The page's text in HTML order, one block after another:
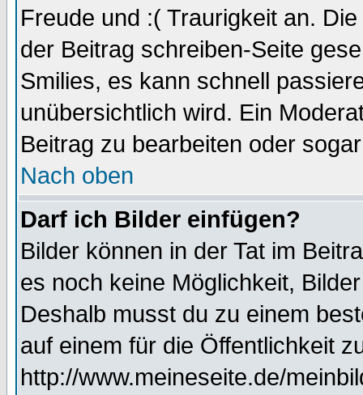
Freude und :( Traurigkeit an.
der Beitrag schreiben-Seite
Smilies, es kann schnell
unübersichtlich wird. Ein
Beitrag zu bearbeiten oder
Nach oben
Darf ich Bilder einfügen?
Bilder können in der Tat im
es noch keine Möglichkeit,
Deshalb musst du zu einem
auf einem für die Öffentlichkeit
http://www.meineseite.de/